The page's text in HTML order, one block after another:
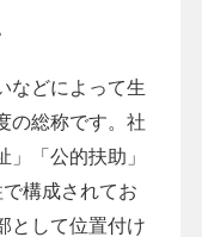
などによって生
の総称です。社
「公的扶助」
構成されてお
として位置付け